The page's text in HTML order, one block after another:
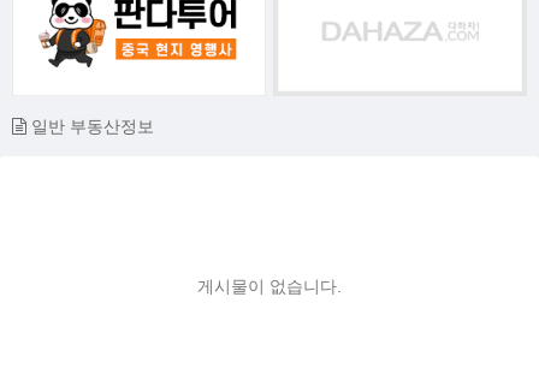
일반 부동산정보
게시물이 없습니다.